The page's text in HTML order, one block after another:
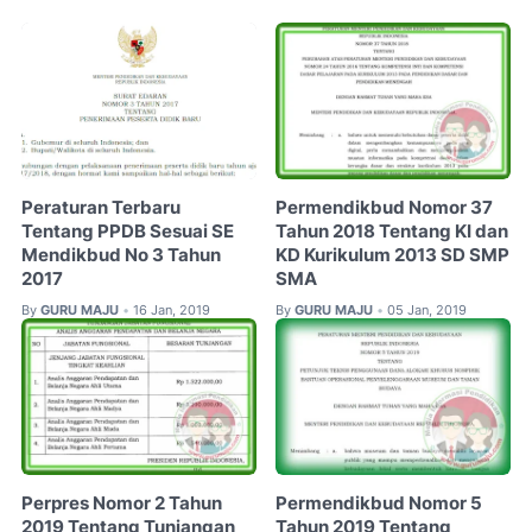
Peraturan Terbaru
Tentang PPDB Sesuai SE
Mendikbud No 3 Tahun
2017
By GURU MAJU • 16 Jan, 2019
Permendikbud Nomor 37
Tahun 2018 Tentang KI dan
KD Kurikulum 2013 SD SMP
SMA
By GURU MAJU • 05 Jan, 2019
Perpres Nomor 2 Tahun
2019 Tentang Tunjangan
Permendikbud Nomor 5
Tahun 2019 Tentang